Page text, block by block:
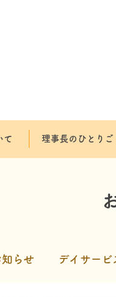
て 理事長のひとりご
知らせ デイサービ